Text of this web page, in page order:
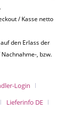
/ Kasse netto
den Erlass der
, bzw.
Login
Lieferinfo DE